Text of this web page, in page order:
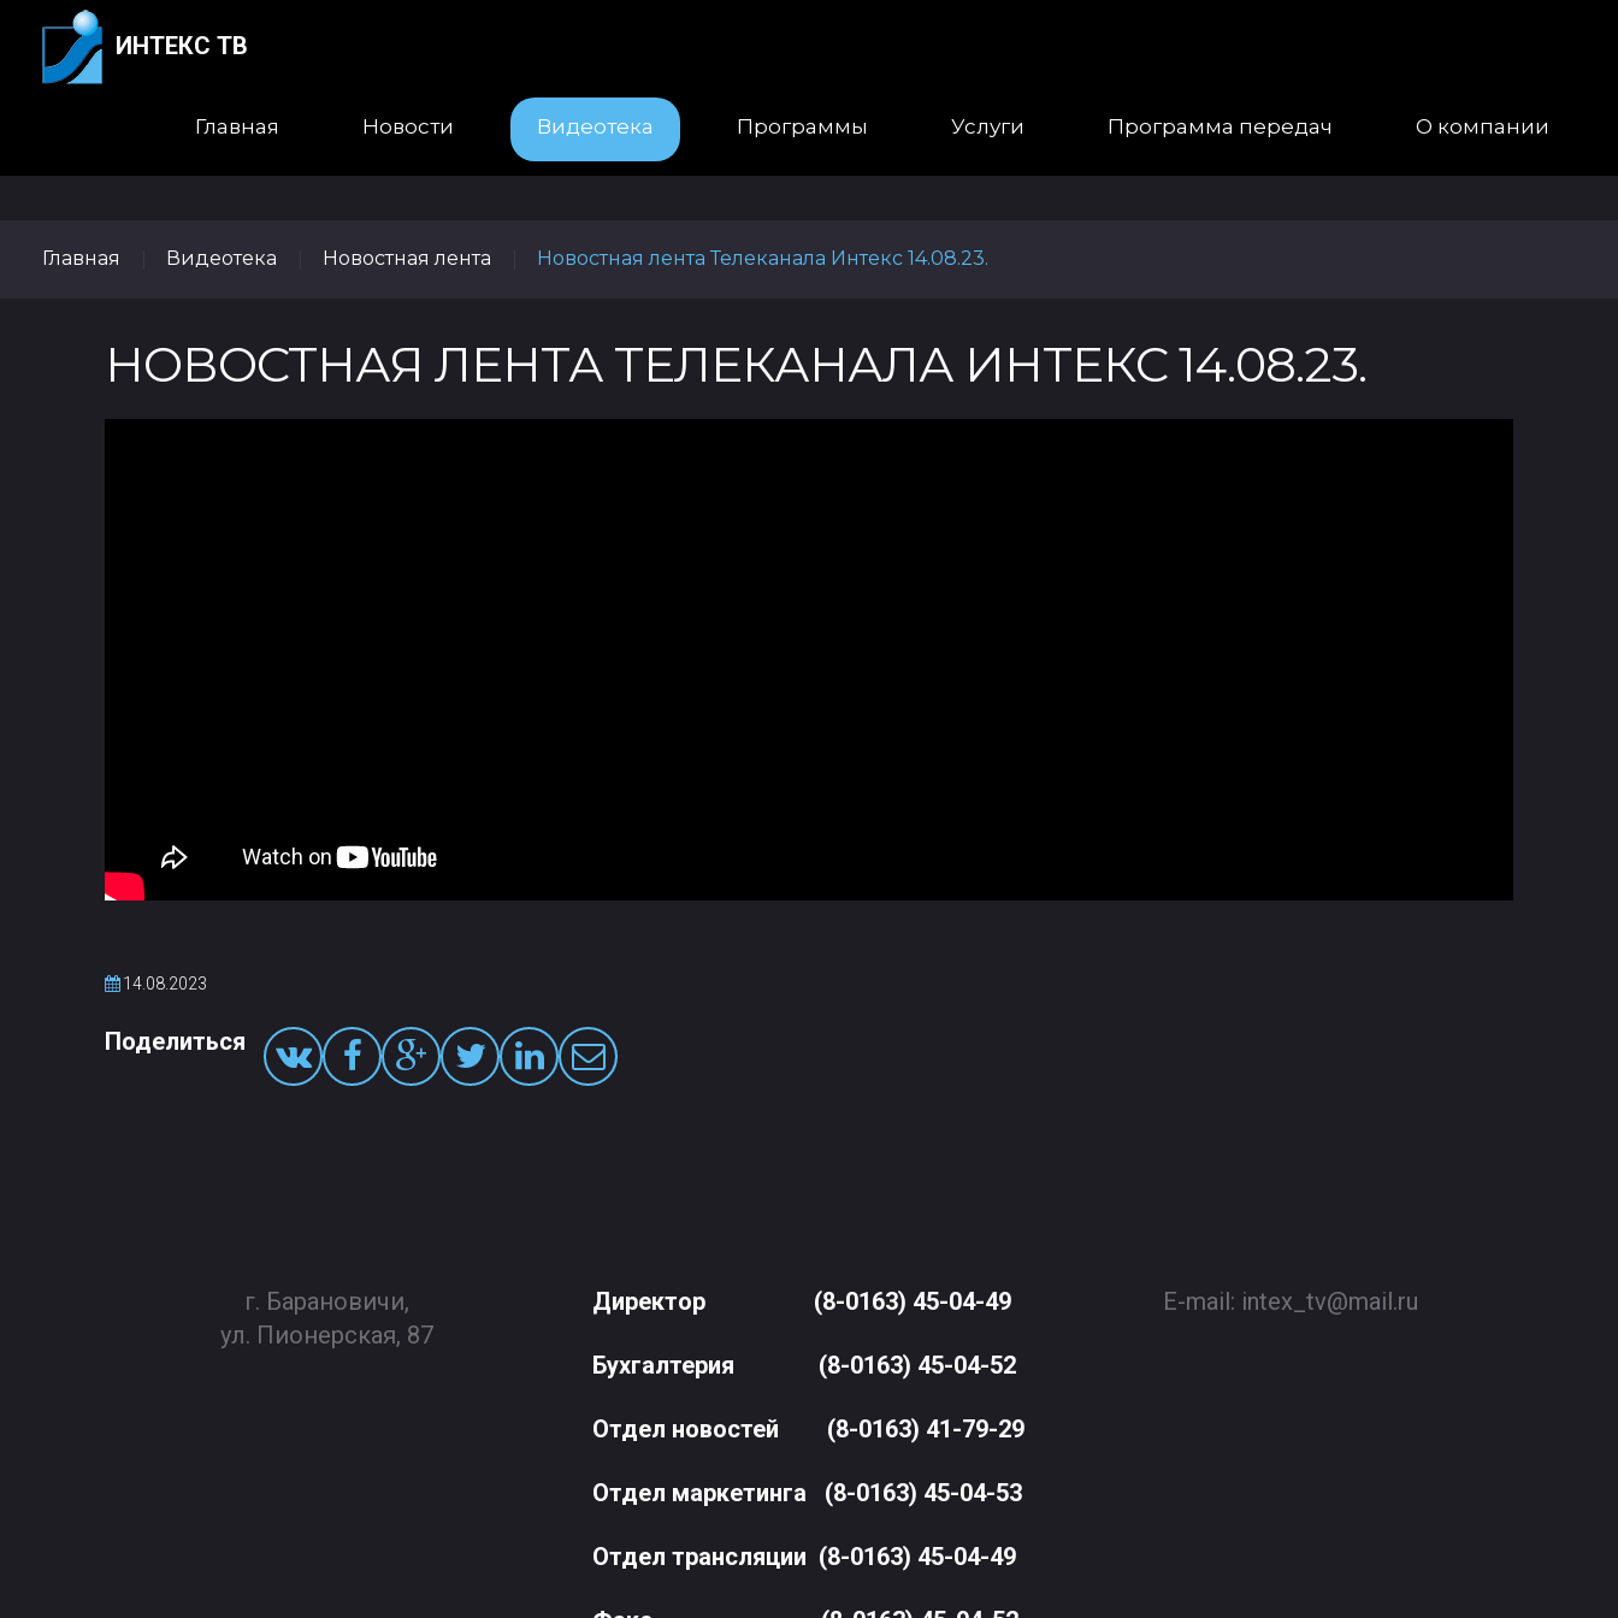
ИНТЕКС ТВ
Главная Новости Видеотека Программы Услуги Программа передач О компании
Главная Видеотека Новостная лента Новостная лента Телеканала Интекс 14.08.23.
НОВОСТНАЯ ЛЕНТА ТЕЛЕКАНАЛА ИНТЕКС 14.08.23.
14.08.2023
Поделиться
г. Барановичи,
ул. Пионерская, 87
Директор (8-0163) 45-04-49
Бухгалтерия (8-0163) 45-04-52
Отдел новостей (8-0163) 41-79-29
Отдел маркетинга (8-0163) 45-04-53
Отдел трансляции (8-0163) 45-04-49
E-mail: intex_tv@mail.ru